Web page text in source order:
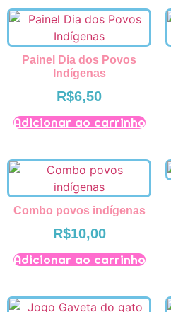
Painel Dia dos Povos
Indígenas
R$6,50
Adicionar ao carrinho
Combo povos indígenas
R$10,00
Adicionar ao carrinho